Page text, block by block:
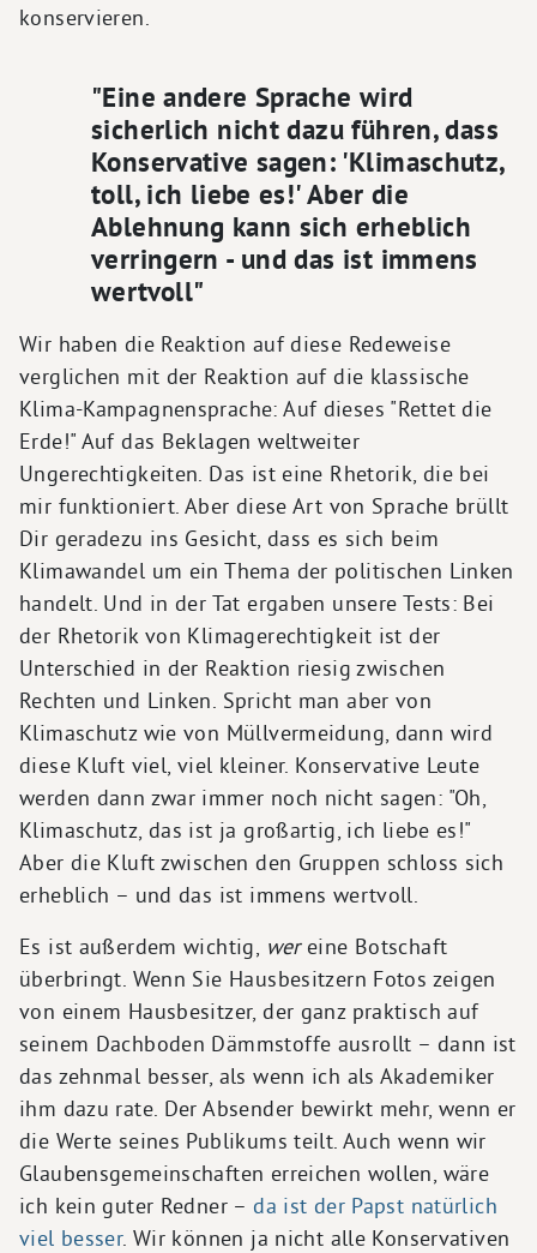
konservieren.
"Eine andere Sprache wird
sicherlich nicht dazu führen, dass
Konservative sagen: 'Klimaschutz,
toll, ich liebe es!' Aber die
Ablehnung kann sich erheblich
verringern - und das ist immens
wertvoll"
Wir haben die Reaktion auf diese Redeweise
verglichen mit der Reaktion auf die klassische
Klima-Kampagnensprache: Auf dieses "Rettet die
Erde!" Auf das Beklagen weltweiter
Ungerechtigkeiten. Das ist eine Rhetorik, die bei
mir funktioniert. Aber diese Art von Sprache brüllt
Dir geradezu ins Gesicht, dass es sich beim
Klimawandel um ein Thema der politischen Linken
handelt. Und in der Tat ergaben unsere Tests: Bei
der Rhetorik von Klimagerechtigkeit ist der
Unterschied in der Reaktion riesig zwischen
Rechten und Linken. Spricht man aber von
Klimaschutz wie von Müllvermeidung, dann wird
diese Kluft viel, viel kleiner. Konservative Leute
werden dann zwar immer noch nicht sagen: "Oh,
Klimaschutz, das ist ja großartig, ich liebe es!"
Aber die Kluft zwischen den Gruppen schloss sich
erheblich – und das ist immens wertvoll.
Es ist außerdem wichtig, wereine Botschaft
überbringt. Wenn Sie Hausbesitzern Fotos zeigen
von einem Hausbesitzer, der ganz praktisch auf
seinem Dachboden Dämmstoffe ausrollt – dann ist
das zehnmal besser, als wenn ich als Akademiker
ihm dazu rate. Der Absender bewirkt mehr, wenn er
die Werte seines Publikums teilt. Auch wenn wir
Glaubensgemeinschaften erreichen wollen, wäre
ich kein guter Redner – da ist der Papst natürlich
viel besser. Wir können ja nicht alle Konservativen